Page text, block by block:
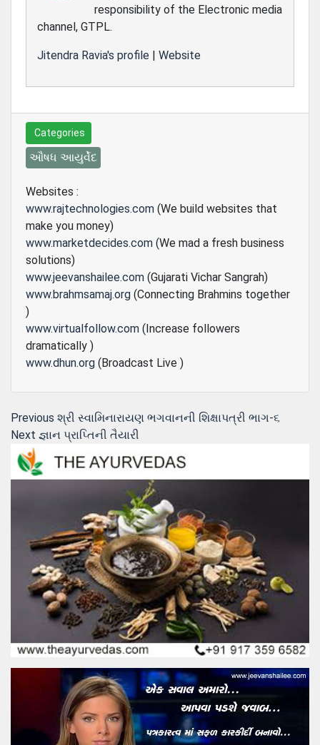
responsibility of the Electronic media
channel, GTPL.
Jitendra Ravia's profile | Website
Categories
ઔષધ આયુર્વેદ
Websites :
www.rajtechnologies.com (We build websites that
make you money)
www.marketdecides.com (We mad a fresh business
solutions)
www.jeevanshailee.com (Gujarati Vichar Sangrah)
www.brahmsamaj.org (Connecting Brahmins together
)
www.virtualfollow.com (Increase followers
dramatically )
www.dhun.org (Broadcast Live )
Post
navigation
Previous Previous
post:
શ્રી સ્વામિનારાયણ ભગવાનની શિક્ષાપત્રી ભાગ-૬
Next Next
જ્ઞાન પ્રાપ્તિની તૈયારી